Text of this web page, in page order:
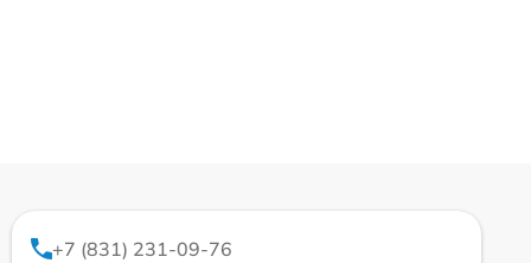
+7 (831) 231-09-76